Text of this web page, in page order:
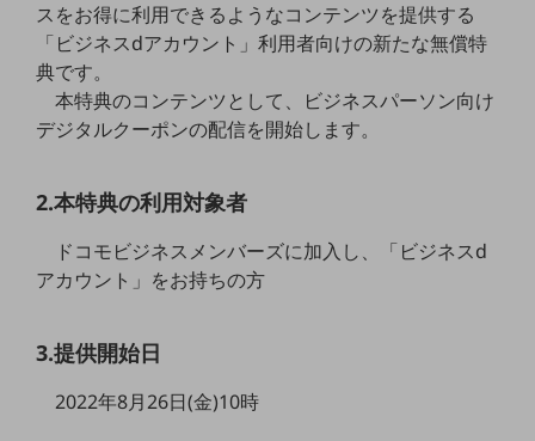
ネットワーク・モバイル
クラウド・データセンター
電話・映像コミュニケーション
セキュリティ
運用管理
業務支援・マーケティング
スをお得に利用できるようなコンテンツを提供する
「ビジネスdアカウント」利用者向けの新たな無償特
典です。
本特典のコンテンツとして、ビジネスパーソン向け
デジタルクーポンの配信を開始します。
2.本特典の利用対象者
ドコモビジネスメンバーズに加入し、「ビジネスd
アカウント」をお持ちの方
3.提供開始日
2022年8月26日(金)10時